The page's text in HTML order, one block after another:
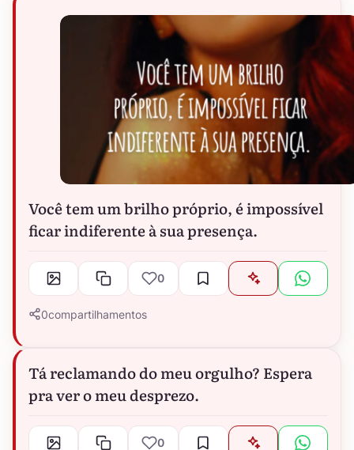
Você tem um brilho próprio, é impossível
ficar indiferente à sua presença.
0
0compartilhamentos
Tá reclamando do meu orgulho? Espera
pra ver o meu desprezo.
0